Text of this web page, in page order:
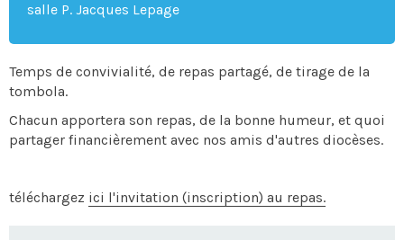
salle P. Jacques Lepage
Temps de convivialité, de repas partagé, de tirage de la
tombola.
Chacun apportera son repas, de la bonne humeur, et quoi
partager financièrement avec nos amis d'autres diocèses.
téléchargez ici l'invitation (inscription) au repas.